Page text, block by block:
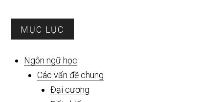
Sidebar
chính
MỤC LỤC
Ngôn ngữ học
Các vấn đề chung
Đại cương